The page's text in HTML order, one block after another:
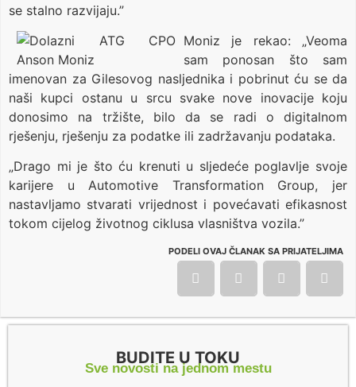
se stalno razvijaju.”
Moniz je rekao: „Veoma
sam ponosan što sam
imenovan za Gilesovog nasljednika i pobrinut ću se da
naši kupci ostanu u srcu svake nove inovacije koju
donosimo na tržište, bilo da se radi o digitalnom
rješenju, rješenju za podatke ili zadržavanju podataka.
„Drago mi je što ću krenuti u sljedeće poglavlje svoje
karijere u Automotive Transformation Group, jer
nastavljamo stvarati vrijednost i povećavati efikasnost
tokom cijelog životnog ciklusa vlasništva vozila.”
PODELI OVAJ ČLANAK SA PRIJATELJIMA
BUDITE U TOKU
Sve novosti na jednom mestu